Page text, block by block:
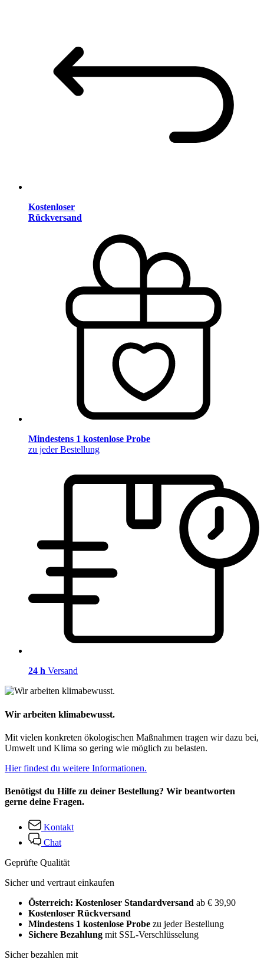
Kostenloser
Rückversand
Mindestens 1 kostenlose Probe
zu jeder Bestellung
24 h Versand
Wir arbeiten klimabewusst.
Mit vielen konkreten ökologischen Maßnahmen tragen wir dazu bei,
Umwelt und Klima so gering wie möglich zu belasten.
Hier findest du weitere Informationen.
Benötigst du Hilfe zu deiner Bestellung? Wir beantworten
gerne deine Fragen.
Kontakt
Chat
Geprüfte Qualität
Sicher und vertraut einkaufen
Österreich: Kostenloser Standardversand ab € 39,90
Kostenloser Rückversand
Mindestens 1 kostenlose Probe zu jeder Bestellung
Sichere Bezahlung mit SSL-Verschlüsselung
Sicher bezahlen mit